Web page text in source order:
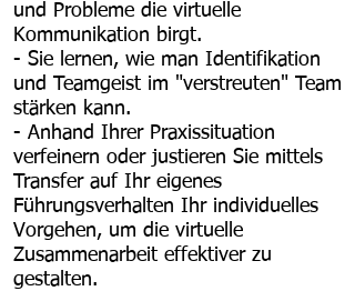
und Probleme die virtuelle
Kommunikation birgt.
- Sie lernen, wie man Identifikation
und Teamgeist im "verstreuten" Team
stärken kann.
- Anhand Ihrer Praxissituation
verfeinern oder justieren Sie mittels
Transfer auf Ihr eigenes
Führungsverhalten Ihr individuelles
Vorgehen, um die virtuelle
Zusammenarbeit effektiver zu
gestalten.